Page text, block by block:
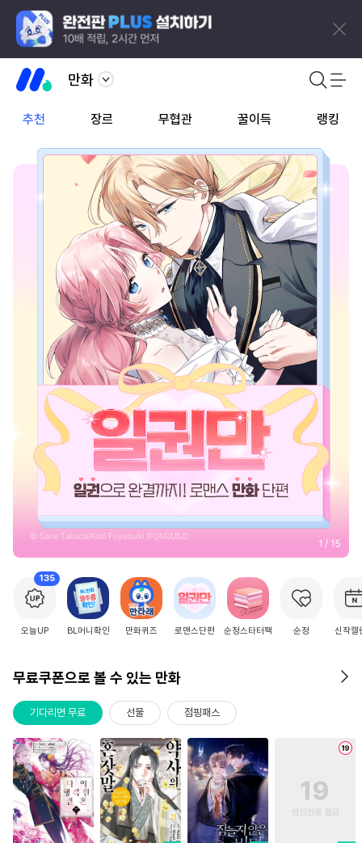
만화
추천 장르 무협관 꿀이득 랭킹
2 / 15
135
오늘UP BL머니확인 만화퀴즈 로맨스단편 순정스타터팩 순정 신작캘
무료쿠폰으로 볼 수 있는 만화
기다리면 무료 선물 점핑패스